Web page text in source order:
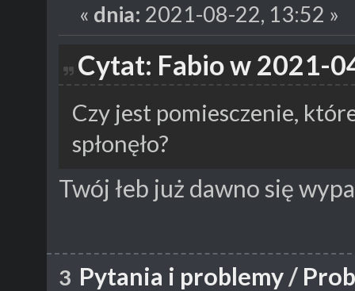
« dnia: 2021-08-22, 13:52 »
Cytat: Fabio w 2021-
Czy jest pomiesczenie,
spłonęło?
Twój łeb już dawno się
3 Pytania i problemy/